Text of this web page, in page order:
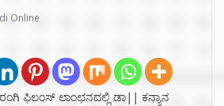
Online
ಫಿಲಂಸ್ ಲಾಂಛನದಲ್ಲಿ ಡಾ|| ಕನ್ಯಾನ